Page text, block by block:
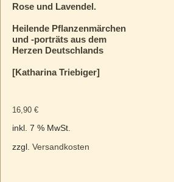
Rose und Lavendel.
Heilende Pflanzenmärchen
und ‑porträts aus dem
Herzen Deutschlands
[Katharina Triebiger]
16,90 €
inkl. 7 % MwSt.
zzgl. Versandkosten